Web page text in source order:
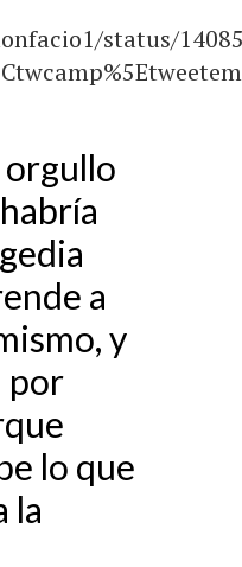
status/
orgullo
a
y
por
lo que
la